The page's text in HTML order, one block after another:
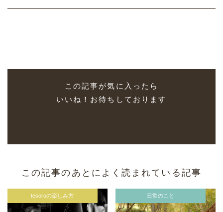
この記事が気に入ったら
いいね！お待ちしております
この記事のあとによく読まれている記事
tesoroの楽しみ方 日常のこと